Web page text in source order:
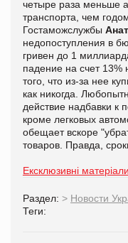
четыре раза меньше
транспорта, чем
Гостаможслужбы
недопоступления в
гривен до 1
падение на счет 13%
того, что из-за нее
как никогда.
действие надбавки к
кроме легковых
обещает вскоре
товаров. Правда,
Ексклюзивні
Раздел: > Новости
Теги: